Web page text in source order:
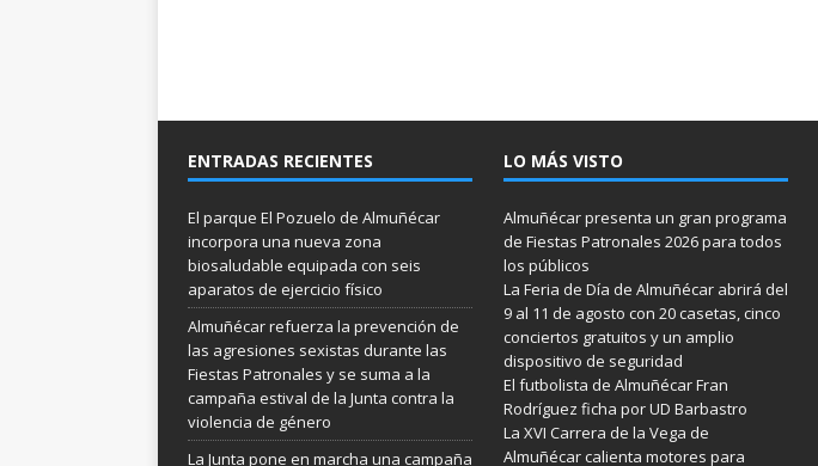
ENTRADAS RECIENTES
El parque El Pozuelo de Almuñécar
incorpora una nueva zona
biosaludable equipada con seis
aparatos de ejercicio físico
Almuñécar refuerza la prevención de
las agresiones sexistas durante las
Fiestas Patronales y se suma a la
campaña estival de la Junta contra la
violencia de género
La Junta pone en marcha una campaña
LO MÁS VISTO
Almuñécar presenta un gran programa
de Fiestas Patronales 2026 para todos
los públicos
La Feria de Día de Almuñécar abrirá del
9 al 11 de agosto con 20 casetas, cinco
conciertos gratuitos y un amplio
dispositivo de seguridad
El futbolista de Almuñécar Fran
Rodríguez ficha por UD Barbastro
La XVI Carrera de la Vega de
Almuñécar calienta motores para